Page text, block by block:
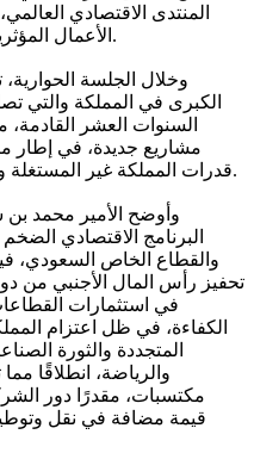
الأعمال المؤثرين الدوليين مثلو 28 قطاعًا و36 دولة.
وخلال الجلسة
قدرات المملكة غير المستغلة وتأسيس قطاعات نمو جديدة وواعدة.
البرنامج الاقتصادي
والقطاع الخاص السعودي،
تحفيز رأس المال الأجنبي من
في استثمارات
الكفاءة، في ظل اعتزام
المتجددة والثورة
والرياضة، انطلاقًا
مكتسبات، مقدرًا دور
قيمة مضافة في نقل